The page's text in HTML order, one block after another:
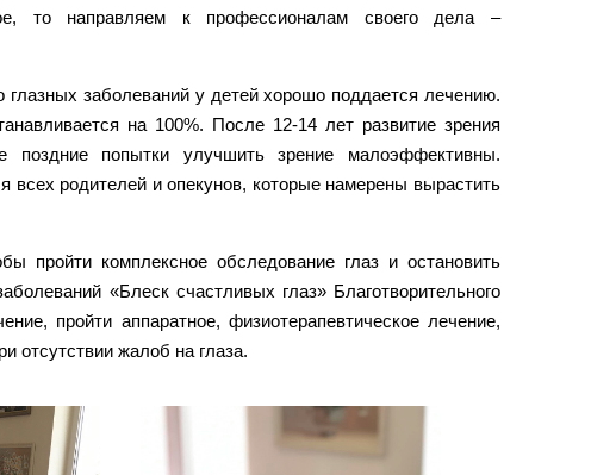
то направляем к профессионалам своего дела –
глазных заболеваний у детей хорошо поддается лечению.
на 100%. После 12-14 лет развитие зрения
поздние попытки улучшить зрение малоэффективны.
всех родителей и опекунов, которые намерены вырастить
пройти комплексное обследование глаз и остановить
«Блеск счастливых глаз» Благотворительного
пройти аппаратное, физиотерапевтическое лечение,
отсутствии жалоб на глаза.